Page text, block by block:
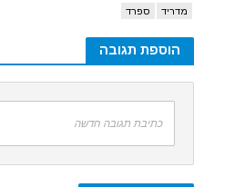
מדריד ספרד
הוספת תגובה
כתיבת תגובה חדשה